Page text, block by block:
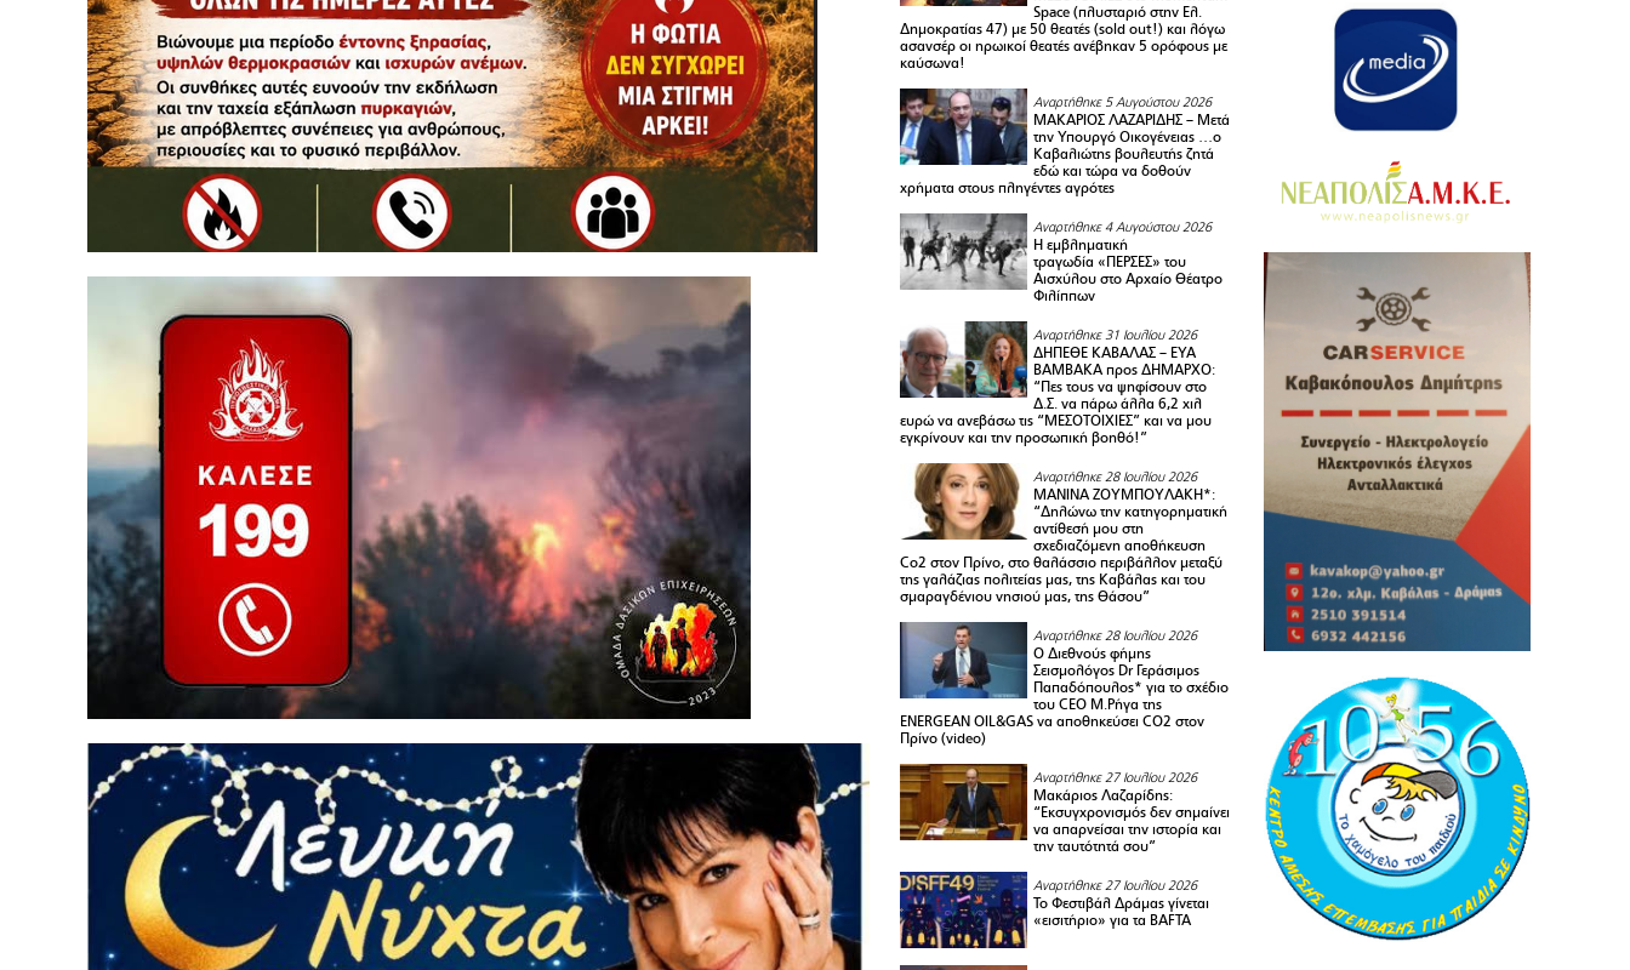
Space (πλυσταριό στην Ελ.
Δημοκρατίας 47) με 50 θεατές (sold out!) και λόγω
ασανσέρ οι ηρωικοί θεατές ανέβηκαν 5 ορόφους με
καύσωνα!
Αναρτήθηκε 5 Αυγούστου 2026
ΜΑΚΑΡΙΟΣ ΛΑΖΑΡΙΔΗΣ – Μετά
την Υπουργό Οικογένειας …ο
Καβαλιώτης βουλευτής ζητά
εδώ και τώρα να δοθούν
χρήματα στους πληγέντες αγρότες
Αναρτήθηκε 4 Αυγούστου 2026
Η εμβληματική
τραγωδία «ΠΕΡΣΕΣ» του
Αισχύλου στο Αρχαίο Θέατρο
Φιλίππων
Αναρτήθηκε 31 Ιουλίου 2026
ΔΗΠΕΘΕ ΚΑΒΑΛΑΣ – ΕΥΑ
ΒΑΜΒΑΚΑ προς ΔΗΜΑΡΧΟ:
“Πες τους να ψηφίσουν στο
Δ.Σ. να πάρω άλλα 6,2 χιλ
ευρώ να ανεβάσω τις “ΜΕΣΟΤΟΙΧΙΕΣ” και να μου
εγκρίνουν και την προσωπική βοηθό!”
Αναρτήθηκε 28 Ιουλίου 2026
ΜΑΝΙΝΑ ΖΟΥΜΠΟΥΛΑΚΗ*:
“Δηλώνω την κατηγορηματική
αντίθεσή μου στη
σχεδιαζόμενη αποθήκευση
Co2 στον Πρίνο, στο θαλάσσιο περιβάλλον μεταξύ
της γαλάζιας πολιτείας μας, της Καβάλας και του
σμαραγδένιου νησιού μας, της Θάσου”
Αναρτήθηκε 28 Ιουλίου 2026
Ο Διεθνούς φήμης
Σεισμολόγος Dr Γεράσιμος
Παπαδόπουλος* για το σχέδιο
του CEO M.Ρήγα της
ENERGEAN OIL&GAS να αποθηκεύσει CO2 στον
Πρίνο (video)
Αναρτήθηκε 27 Ιουλίου 2026
Μακάριος Λαζαρίδης:
“Εκσυγχρονισμός δεν σημαίνει
να απαρνείσαι την ιστορία και
την ταυτότητά σου”
Αναρτήθηκε 27 Ιουλίου 2026
Το Φεστιβάλ Δράμας γίνεται
«εισιτήριο» για τα BAFTA